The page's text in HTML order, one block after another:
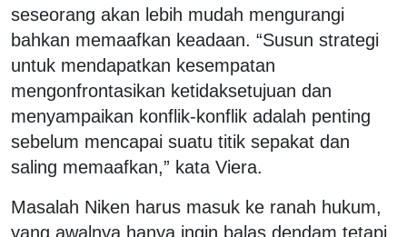
seseorang akan lebih mudah mengurangi
bahkan memaafkan keadaan. “Susun strategi
untuk mendapatkan kesempatan
mengonfrontasikan ketidaksetujuan dan
menyampaikan konflik-konflik adalah penting
sebelum mencapai suatu titik sepakat dan
saling memaafkan,” kata Viera.
Masalah Niken harus masuk ke ranah hukum,
yang awalnya hanya ingin balas dendam tetapi